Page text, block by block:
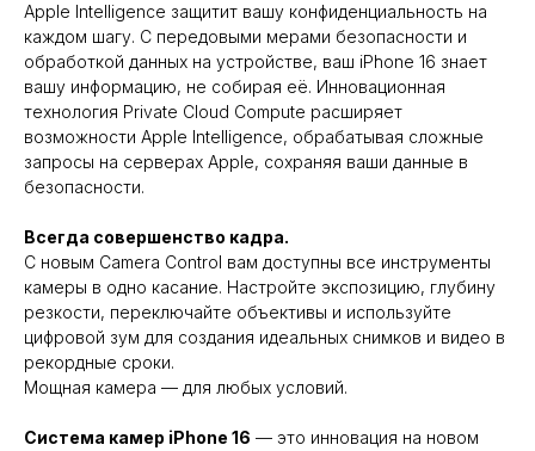
Apple Intelligence защитит вашу конфиденциальность на
каждом шагу. С передовыми мерами безопасности и
обработкой данных на устройстве, ваш iPhone 16 знает
вашу информацию, не собирая её. Инновационная
технология Private Cloud Compute расширяет
возможности Apple Intelligence, обрабатывая сложные
запросы на серверах Apple, сохраняя ваши данные в
безопасности.
Всегда совершенство кадра.
С новым Camera Control вам доступны все инструменты
камеры в одно касание. Настройте экспозицию, глубину
резкости, переключайте объективы и используйте
цифровой зум для создания идеальных снимков и видео в
рекордные сроки.
Мощная камера — для любых условий.
Система камер iPhone 16 — это инновация на новом